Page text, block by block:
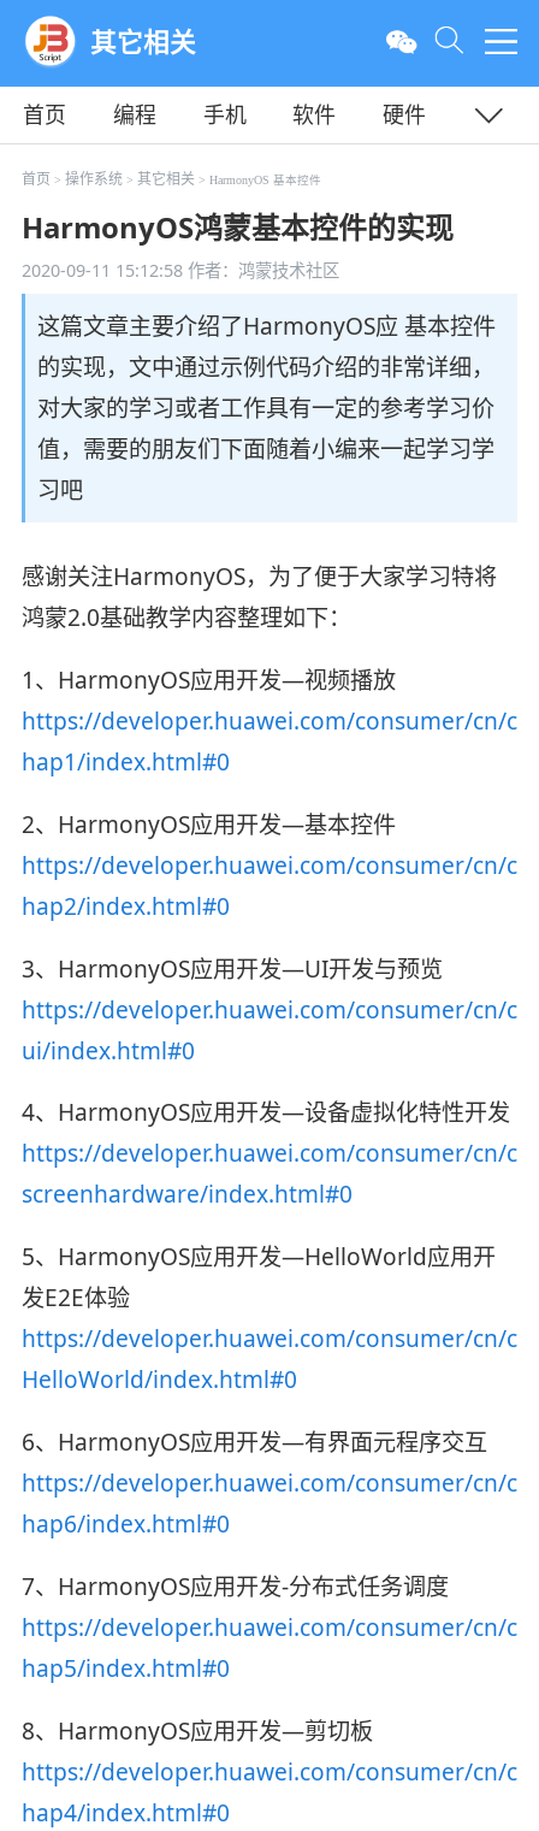
其它相关
首页 编程 手机 软件
硬件
教程
平面 服务器
首页 > 操作系统> 其它相关 > HarmonyOS 基本控件
HarmonyOS鸿蒙基本控件的实现
2020-09-11 15:12:58作者：鸿蒙技术社区
这篇文章主要介绍了HarmonyOS应 基本控件
的实现，文中通过示例代码介绍的非常详细，
对大家的学习或者工作具有一定的参考学习价
值，需要的朋友们下面随着小编来一起学习学
习吧
感谢关注HarmonyOS，为了便于大家学习特将
鸿蒙2.0基础教学内容整理如下：
1、HarmonyOS应用开发—视频播放
https://developer.huawei.com/consumer/cn/
hap1/index.html#0
2、HarmonyOS应用开发—基本控件
https://developer.huawei.com/consumer/cn/
hap2/index.html#0
3、HarmonyOS应用开发—UI开发与预览
https://developer.huawei.com/consumer/cn/
ui/index.html#0
4、HarmonyOS应用开发—设备虚拟化特性开发
https://developer.huawei.com/consumer/cn/
screenhardware/index.html#0
5、HarmonyOS应用开发—HelloWorld应用开
发E2E体验
https://developer.huawei.com/consumer/cn/
HelloWorld/index.html#0
6、HarmonyOS应用开发—有界面元程序交互
https://developer.huawei.com/consumer/cn/
hap6/index.html#0
7、HarmonyOS应用开发-分布式任务调度
https://developer.huawei.com/consumer/cn/
hap5/index.html#0
8、HarmonyOS应用开发—剪切板
https://developer.huawei.com/consumer/cn/
hap4/index.html#0